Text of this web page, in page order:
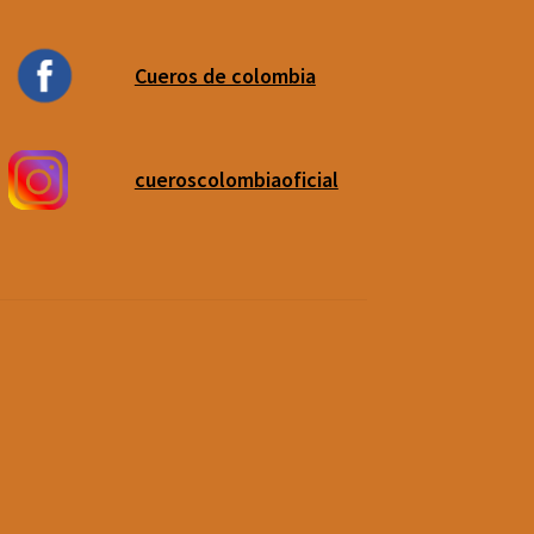
Cueros de colombia
cueroscolombiaoficial